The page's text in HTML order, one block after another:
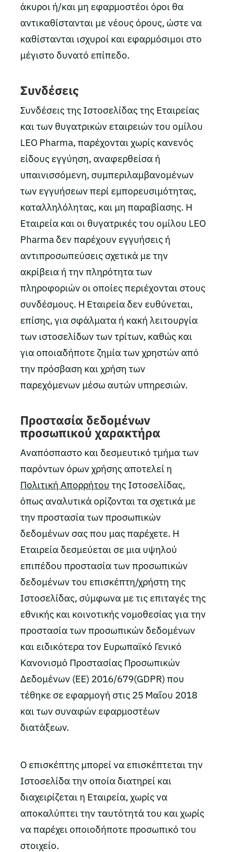
άκυροι ή/και μη εφαρμοστέοι όροι θα
αντικαθίστανται με νέους όρους, ώστε να
καθίστανται ισχυροί και εφαρμόσιμοι στο
μέγιστο δυνατό επίπεδο.
Συνδέσεις
Συνδέσεις της Ιστοσελίδας της Εταιρείας
και των θυγατρικών εταιρειών του ομίλου
LEO Pharma, παρέχονται χωρίς κανενός
είδους εγγύηση, αναφερθείσα ή
υπαινισσόμενη, συμπεριλαμβανομένων
των εγγυήσεων περί εμπορευσιμότητας,
καταλληλόλητας, και μη παραβίασης. Η
Εταιρεία και οι θυγατρικές του ομίλου LEO
Pharma δεν παρέχουν εγγυήσεις ή
αντιπροσωπεύσεις σχετικά με την
ακρίβεια ή την πληρότητα των
πληροφοριών οι οποίες περιέχονται στους
συνδέσμους. Η Εταιρεία δεν ευθύνεται,
επίσης, για σφάλματα ή κακή λειτουργία
των ιστοσελίδων των τρίτων, καθώς και
για οποιαδήποτε ζημία των χρηστών από
την πρόσβαση και χρήση των
παρεχόμενων μέσω αυτών υπηρεσιών.
Προστασία δεδομένων
προσωπικού χαρακτήρα
Αναπόσπαστο και δεσμευτικό τμήμα των
παρόντων όρων χρήσης αποτελεί η
Πολιτική Απορρήτου της Ιστοσελίδας,
όπως αναλυτικά ορίζονται τα σχετικά με
την προστασία των προσωπικών
δεδομένων σας που μας παρέχετε. Η
Εταιρεία δεσμεύεται σε μια υψηλού
επιπέδου προστασία των προσωπικών
δεδομένων του επισκέπτη/χρήστη της
Ιστοσελίδας, σύμφωνα με τις επιταγές της
εθνικής και κοινοτικής νομοθεσίας για την
προστασία των προσωπικών δεδομένων
και ειδικότερα τον Ευρωπαϊκό Γενικό
Κανονισμό Προστασίας Προσωπικών
Δεδομένων (ΕΕ) 2016/679(GDPR) που
τέθηκε σε εφαρμογή στις 25 Μαΐου 2018
και των συναφών εφαρμοστέων
διατάξεων.
O επισκέπτης μπορεί να επισκέπτεται την
Ιστοσελίδα την οποία διατηρεί και
διαχειρίζεται η Εταιρεία, χωρίς να
αποκαλύπτει την ταυτότητά του και χωρίς
να παρέχει οποιοδήποτε προσωπικό του
στοιχείο.